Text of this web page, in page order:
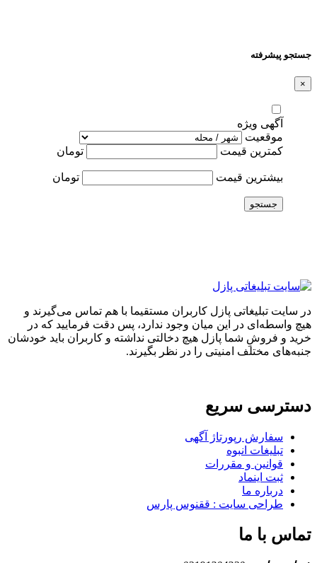
جستجو پیشرفته
×
آگهی ویژه
موقعیت
کمترین قیمت
تومان
بیشترین قیمت تومان
جستجو
در سایت تبلیغاتی پازل کاربران مستقیما با هم تماس می‌گیرند و
هیچ واسطه‌ای در این میان وجود ندارد، پس دقت فرمایید که در
خرید و فروشِ شما پازل هیچ دخالتی نداشته و کاربران باید خودشان
جنبه‌های مختلف امنیتی را در نظر بگیرند.
دسترسی سریع
سفارش رپورتاژ آگهی
تبلیغات انبوه
قوانین و مقررات
ثبت اینماد
درباره ما
طراحی سایت : ققنوس پارس
تماس با ما